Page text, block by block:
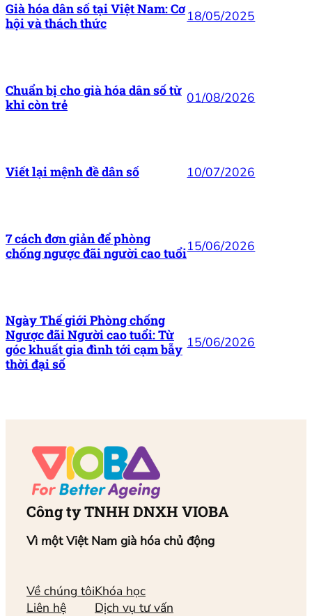
Già hóa dân số tại Việt Nam: Cơ
hội và thách thức
18/05/2025
Chuẩn bị cho già hóa dân số từ
khi còn trẻ
01/08/2026
Viết lại mệnh đề dân số 10/07/2026
7 cách đơn giản để phòng
chống ngược đãi người cao tuổi15/06/2026
Ngày Thế giới Phòng chống
Ngược đãi Người cao tuổi: Từ
góc khuất gia đình tới cạm bẫy
thời đại số
15/06/2026
Công ty TNHH DNXH VIOBA
Vì một Việt Nam già hóa chủ động
Về chúng tôi
Liên hệ
Khóa học
Dịch vụ tư vấn